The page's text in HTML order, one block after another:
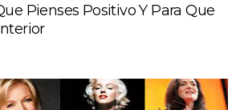
Pienses Positivo Y Para Que